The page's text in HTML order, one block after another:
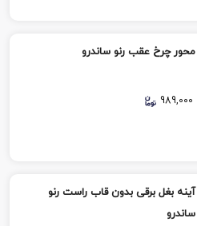
محور چرخ عقب رنو ساندرو
989,000
آینه بغل برقی بدون قاب راست رنو
ساندرو